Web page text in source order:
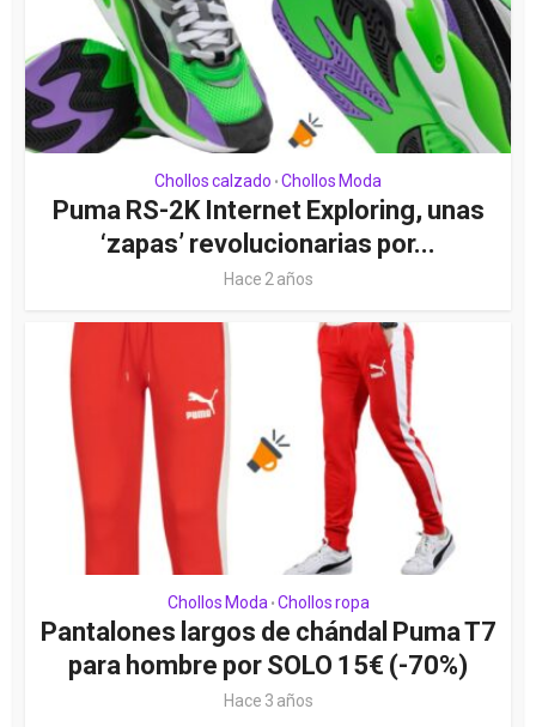
Chollos calzado • Chollos Moda
Puma RS-2K Internet Exploring, unas
‘zapas’ revolucionarias por...
Hace 2 años
Chollos Moda • Chollos ropa
Pantalones largos de chándal Puma T7
para hombre por SOLO 15€ (-70%)
Hace 3 años